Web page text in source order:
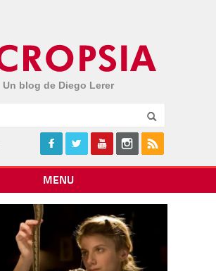
Un blog de Diego Lerer
MENU